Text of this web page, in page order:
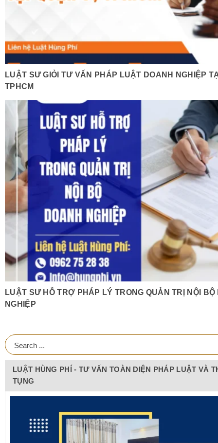
LUẬT SƯ GIỎI TƯ VẤN PHÁP LUẬT DOANH NGHIỆP
TPHCM
LUẬT SƯ HỖ TRỢ PHÁP LÝ TRONG QUẢN TRỊ NỘI BỘ
NGHIỆP
LUẬT HÙNG PHÍ - TƯ VẤN TOÀN DIỆN PHÁP LUẬT VÀ
TỤNG